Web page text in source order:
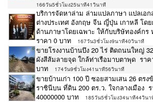
166วัน5ชั่วโมง25นาที41วินาที
บริการจัดหาล่าม ล่ามแปลภาษา แปลเอก
ต่างประเทศ อังกฤษ จีน ญี่ปุ่น เกาหลี โด
ด้านภาษาโดยเฉพาะ ให้กับบริษัทองค์กร
ราคา 0 บาท
167วัน3ชั่วโมง9นาที40วินาที
ขายโรงงานบ้านบึง 20 ไร่ ติดถนนใหญ่
ผังสีส้มลายจุด ใกล้ท่าเรือมาบตาพุด ราค
บาท
174วัน9ชั่วโมง41นาที56วินาที
ขายบ้านเก่า 100 ปี ซอยสามเสน 26 ตรง
ราชินีบน ที่ดิน 200 ตร.ว. ใจกลางเมือง
40000000 บาท
185วัน5ชั่วโมง34นาที44วินา